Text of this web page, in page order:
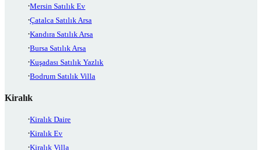
Mersin Satılık Ev
Çatalca Satılık Arsa
Kandıra Satılık Arsa
Bursa Satılık Arsa
Kuşadası Satılık Yazlık
Bodrum Satılık Villa
Kiralık
Kiralık Daire
Kiralık Ev
Kiralık Villa